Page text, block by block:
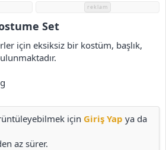
reklam
Set​
için eksiksiz bir kostüm, başlık,
için Giriş Yap ya da
az sürer.